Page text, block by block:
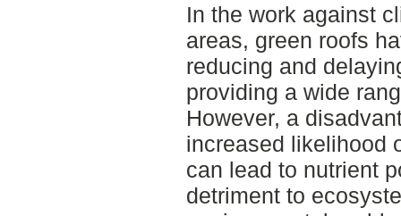
In the work against
areas, green roofs
reducing and
providing a wide
However, a
increased likelihood
can lead to nutrient
detriment to